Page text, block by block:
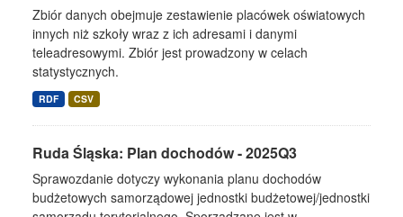
Zbiór danych obejmuje zestawienie placówek oświatowych
innych niż szkoły wraz z ich adresami i danymi
teleadresowymi. Zbiór jest prowadzony w celach
statystycznych.
RDF CSV
Ruda Śląska: Plan dochodów - 2025Q3
Sprawozdanie dotyczy wykonania planu dochodów
budżetowych samorządowej jednostki budżetowej/jednostki